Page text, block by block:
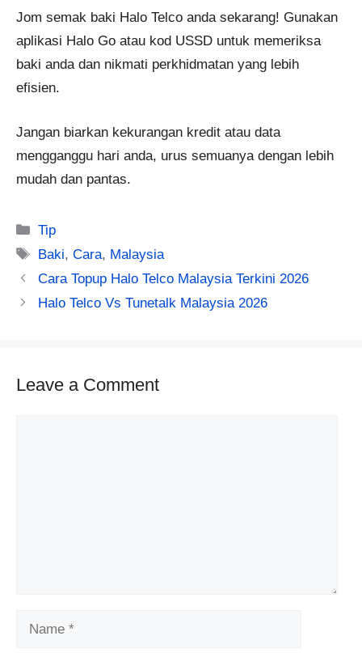
Jom semak baki Halo Telco anda sekarang! Gunakan
aplikasi Halo Go atau kod USSD untuk memeriksa
baki anda dan nikmati perkhidmatan yang lebih
efisien.
Jangan biarkan kekurangan kredit atau data
mengganggu hari anda, urus semuanya dengan lebih
mudah dan pantas.
Categories
Tip
Tags
Baki,Cara, Malaysia
Cara Topup Halo Telco Malaysia Terkini 2026
Halo Telco Vs Tunetalk Malaysia 2026
Leave a Comment
Name